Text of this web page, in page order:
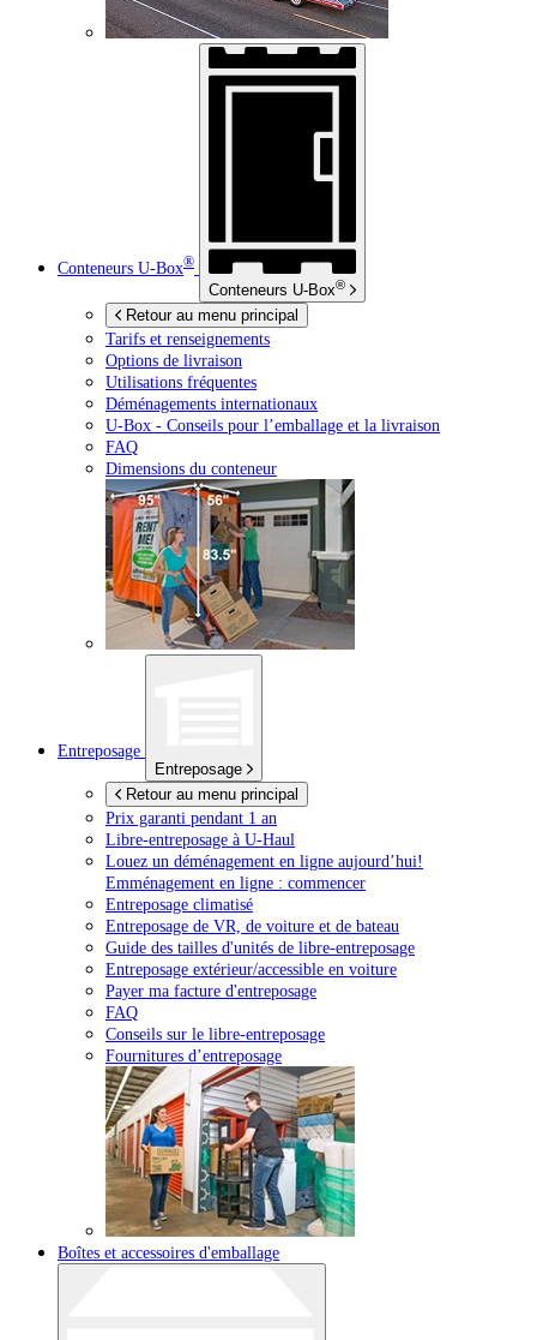
Conteneurs U-Box®
Conteneurs U-Box®
Retour au menu principal
Tarifs et renseignements
Options de livraison
Utilisations fréquentes
Déménagements internationaux
U-Box - Conseils pour l’emballage et la livraison
FAQ
Dimensions du conteneur
Entreposage
Entreposage
Retour au menu principal
Prix garanti pendant 1 an
Libre-entreposage à U-Haul
Louez un déménagement en ligne aujourd’hui!
Emménagement en ligne : commencer
Entreposage climatisé
Entreposage de VR, de voiture et de bateau
Guide des tailles d'unités de libre-entreposage
Entreposage extérieur/accessible en voiture
Payer ma facture d'entreposage
FAQ
Conseils sur le libre-entreposage
Fournitures d’entreposage
Boîtes et accessoires d'emballage